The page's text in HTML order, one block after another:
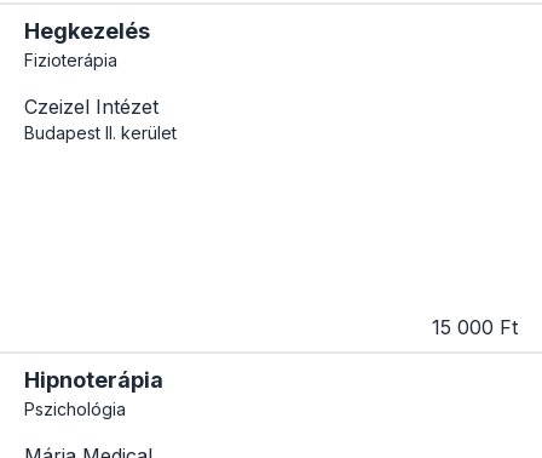
Hegkezelés
Fizioterápia
Czeizel Intézet
Budapest II. kerület
15 000 Ft
Hipnoterápia
Pszichológia